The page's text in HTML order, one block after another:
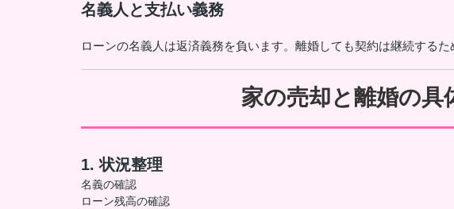
名義人と支払い義務
ローンの名義人は返済義務を負います。離婚しても契約は継続するた
家の売却と離婚の具
1. 状況整理
名義の確認
ローン残高の確認